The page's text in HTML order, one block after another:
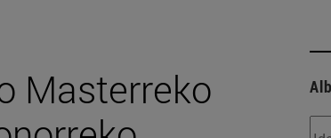
Masterreko